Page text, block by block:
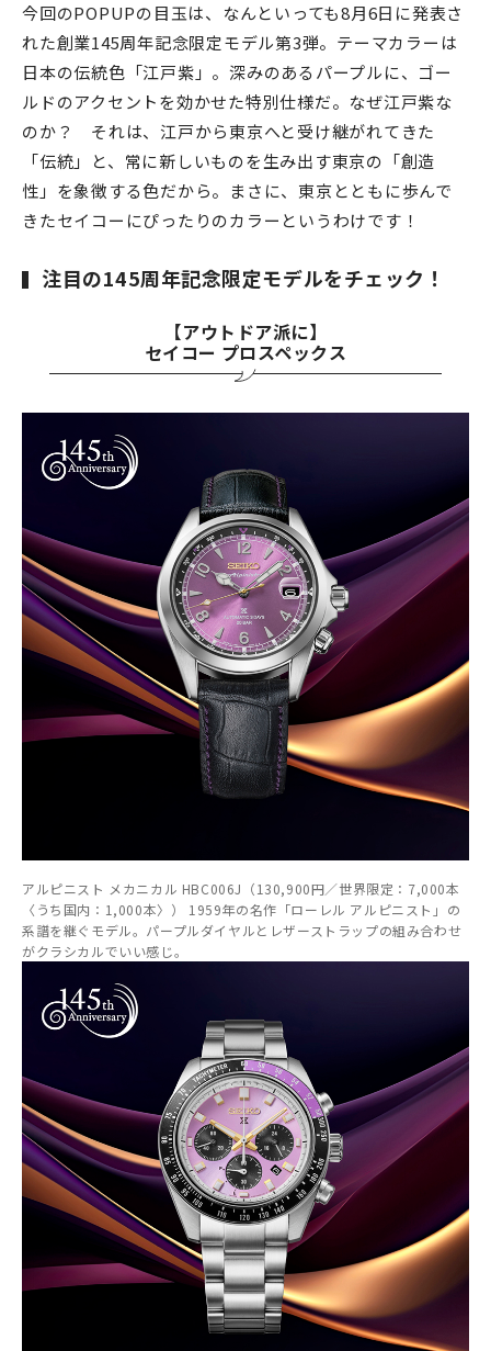
今回のPOPUPの目玉は、なんといっても8月6日に発表さ
れた創業145周年記念限定モデル第3弾。テーマカラーは
日本の伝統色「江戸紫」。深みのあるパープルに、ゴー
ルドのアクセントを効かせた特別仕様だ。なぜ江戸紫な
のか？ それは、江戸から東京へと受け継がれてきた
「伝統」と、常に新しいものを生み出す東京の「創造
性」を象徴する色だから。まさに、東京とともに歩んで
きたセイコーにぴったりのカラーというわけです！
注目の145周年記念限定モデルをチェック！
【アウトドア派に】
セイコー プロスペックス
アルピニスト メカニカル HBC006J（130,900円／世界限定：7,000本
〈うち国内：1,000本〉） 1959年の名作「ローレル アルピニスト」の
系譜を継ぐモデル。パープルダイヤルとレザーストラップの組み合わせ
がクラシカルでいい感じ。